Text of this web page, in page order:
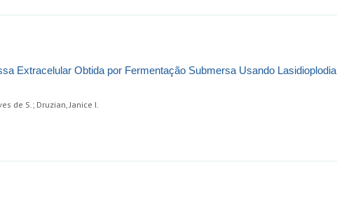
Extracelular Obtida por Fermentação Submersa Usando Lasidioplodia
de S.; Druzian, Janice I.